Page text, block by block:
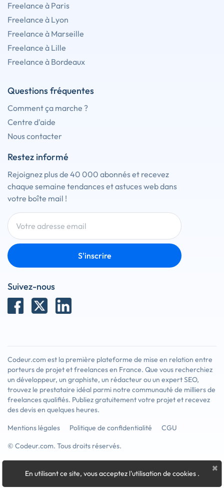
Freelance à Paris
Freelance à Lyon
Freelance à Marseille
Freelance à Lille
Freelance à Bordeaux
Questions fréquentes
Comment ça marche ?
Centre d'aide
Nous contacter
Restez informé
Rejoignez plus de 40 000 abonnés et recevez
chaque semaine tendances et astuces web dans
votre boîte mail !
S'inscrire
Suivez-nous
Codeur.com est la première plateforme de mise en relation entre
porteurs de projet et freelances en France. Que vous recherchiez
un développeur, un graphiste, un rédacteur ou un expert SEO,
trouvez le prestataire idéal parmi notre communauté de milliers de
freelances qualifiés. Publiez gratuitement votre projet et recevez
des devis en quelques heures.
Mentions légales
Politique de confidentialité
CGU
© Codeur.com. Tous droits réservés.
×
En utilisant ce site, vous acceptez l'utilisation de cookies .